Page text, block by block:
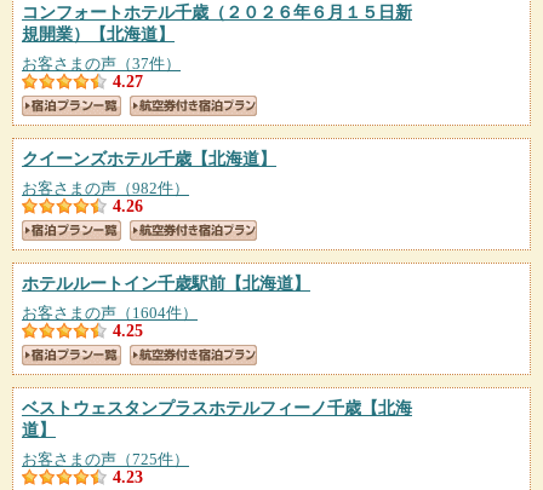
コンフォートホテル千歳（２０２６年６月１５日新
規開業）
【北海道】
お客さまの声（37件）
4.27
クイーンズホテル千歳 【北海道】
お客さまの声（982件）
4.26
ホテルルートイン千歳駅前 【北海道】
お客さまの声（1604件）
4.25
ベストウェスタンプラスホテルフィーノ千歳 【北海
道】
お客さまの声（725件）
4.23